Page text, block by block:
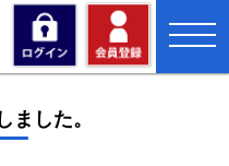
toggle
ました。